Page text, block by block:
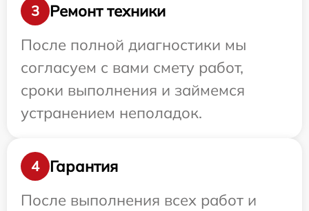
3
Ремонт техники
После полной диагностики мы
согласуем с вами смету работ,
сроки выполнения и займемся
устранением неполадок.
4
Гарантия
После выполнения всех работ и